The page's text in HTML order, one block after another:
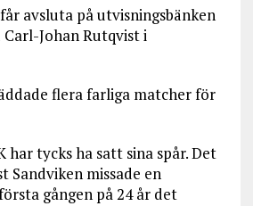
avsluta på utvisningsbänken
Johan Rutqvist i
flera farliga matcher för
har tycks ha satt sina spår. Det
Sandviken missade en
gången på 24 år det